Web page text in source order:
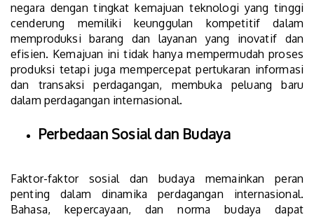
negara dengan tingkat kemajuan teknologi yang tinggi
cenderung memiliki keunggulan kompetitif dalam
memproduksi barang dan layanan yang inovatif dan
efisien. Kemajuan ini tidak hanya mempermudah proses
produksi tetapi juga mempercepat pertukaran informasi
dan transaksi perdagangan, membuka peluang baru
dalam perdagangan internasional.
Perbedaan Sosial dan Budaya
Faktor-faktor sosial dan budaya memainkan peran
penting dalam dinamika perdagangan internasional.
Bahasa, kepercayaan, dan norma budaya dapat